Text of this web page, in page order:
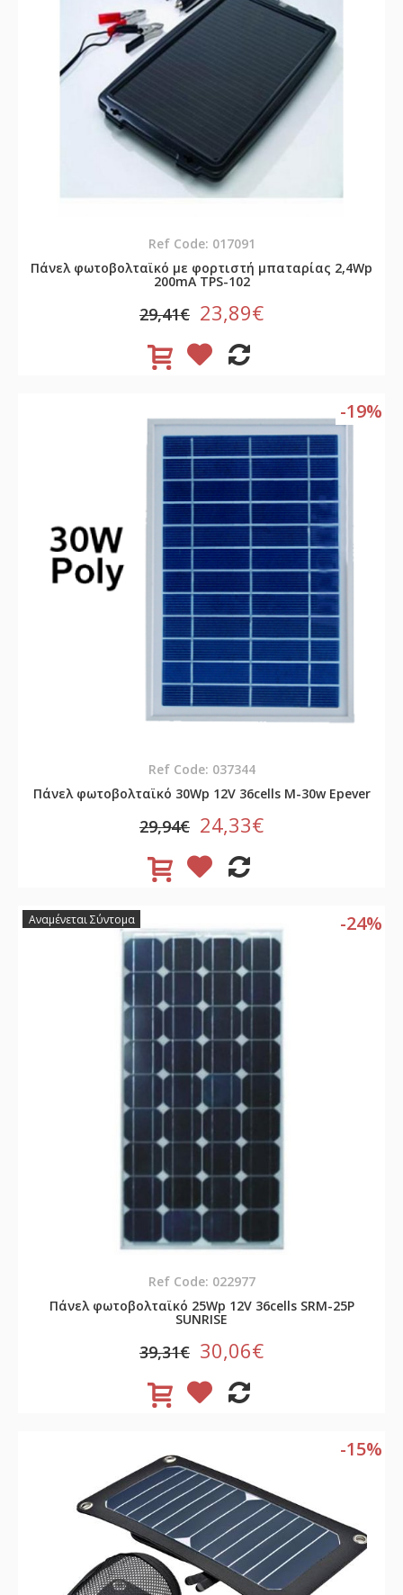
Ref Code: 017091
Πάνελ φωτοβολταϊκό με φορτιστή μπαταρίας 2,4Wp
200mA TPS-102
29,41€ 23,89€
-19%
Ref Code: 037344
Πάνελ φωτοβολταϊκό 30Wp 12V 36cells M-30w Epever
29,94€ 24,33€
-24%
Αναμένεται Σύντομα
Ref Code: 022977
Πάνελ φωτοβολταϊκό 25Wp 12V 36cells SRM-25P
SUNRISE
39,31€ 30,06€
-15%